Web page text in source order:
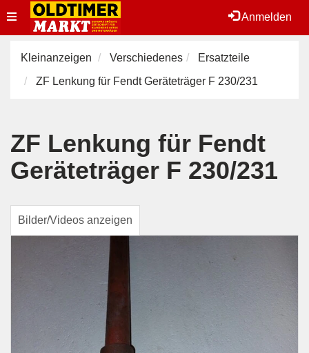
Anmelden
Toggle
navigation
Kleinanzeigen Verschiedenes
Ersatzteile
ZF Lenkung für Fendt Geräteträger F 230/231
ZF Lenkung für Fendt
Geräteträger F 230/231
Bilder/Videos anzeigen